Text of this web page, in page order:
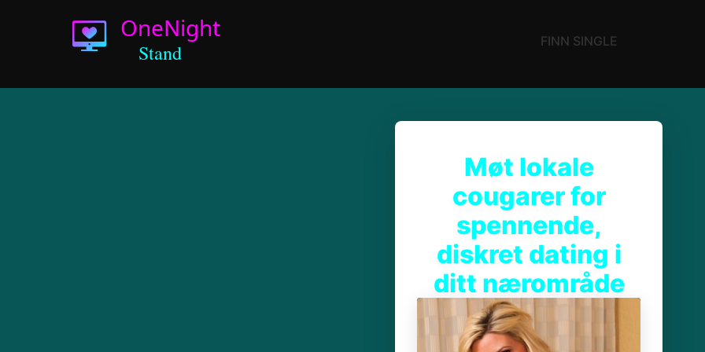
FINN SINGLE
Møt lokale
cougarer for
spennende,
diskret dating i
ditt nærområde